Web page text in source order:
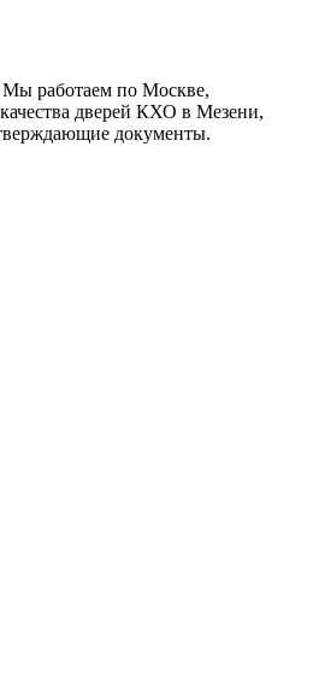
Мы работаем по Москве,
дверей КХО в Мезени,
документы.